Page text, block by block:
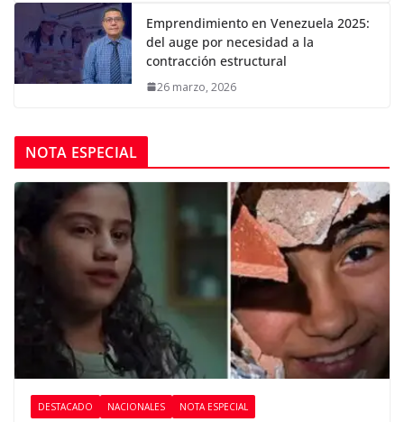
Emprendimiento en Venezuela 2025:
del auge por necesidad a la
contracción estructural
26 marzo, 2026
NOTA ESPECIAL
DESTACADO NACIONALES NOTA ESPECIAL